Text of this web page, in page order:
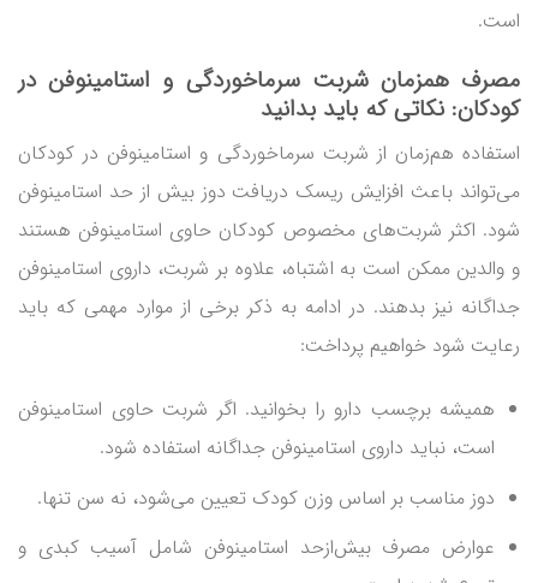
است.
مصرف همزمان شربت سرماخوردگی و استامینوفن در
کودکان: نکاتی که باید بدانید
استفاده هم‌زمان از شربت سرماخوردگی و استامینوفن در کودکان
می‌تواند باعث افزایش ریسک دریافت دوز بیش از حد استامینوفن
شود. اکثر شربت‌های مخصوص کودکان حاوی استامینوفن هستند
و والدین ممکن است به اشتباه، علاوه بر شربت، داروی استامینوفن
جداگانه نیز بدهند. در ادامه به ذکر برخی از موارد مهمی که باید
رعایت شود خواهیم پرداخت:
همیشه برچسب دارو را بخوانید. اگر شربت حاوی استامینوفن
است، نباید داروی استامینوفن جداگانه استفاده شود.
دوز مناسب بر اساس وزن کودک تعیین می‌شود، نه سن تنها.
عوارض مصرف بیش‌ازحد استامینوفن شامل آسیب کبدی و